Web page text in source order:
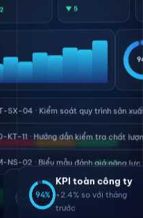
▼ 5
SX-04 · Kiểm soát quy trình sản
KT-11 · Hướng dẫn kiểm tra chất
NS-02 · Biểu mẫu đánh giá năng lực
Phê duyệt thành
công
94%
KPI toàn công ty
+2.4% so với tháng
trước